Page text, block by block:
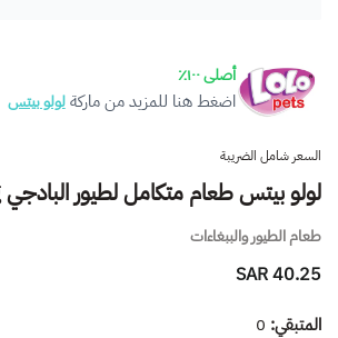
أصلى ١٠٠٪
اضغط هنا للمزيد من ماركةلولو بيتس
السعر شامل الضريبة
لولو بيتس طعام متكامل لطيور البادجي 1kg
طعام الطيور والببغاءات
40.25 SAR
المتبقي: 0